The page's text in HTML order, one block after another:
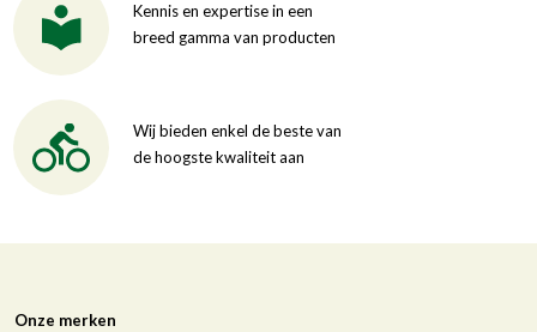
Kennis en expertise in een
breed gamma van producten
Wij bieden enkel de beste van
de hoogste kwaliteit aan
Onze merken